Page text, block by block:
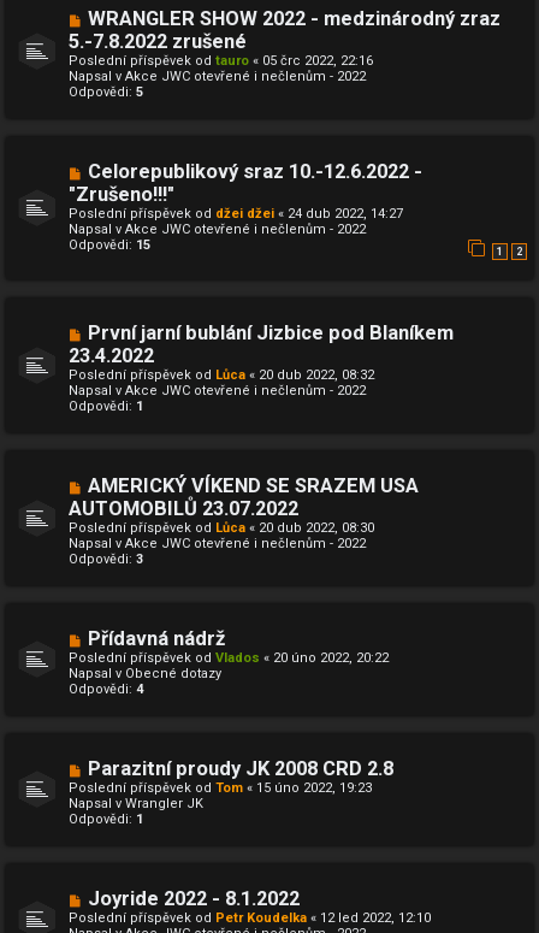
p
v
e
k
N
o
v
ý
p
ř
e
k
WRANGLER SHOW 2022 - medzinárodný zraz
5.-7.8.2022 zrušené
Poslední příspěvek od tauro « 05 črc 2022, 22:16
Napsal v Akce JWC otevřené i nečlenům - 2022
Odpovědi: 5
N
v
ý
p
ř
e
k
Celorepublikový sraz 10.-12.6.2022 -
"Zrušeno!!!"
Poslední příspěvek od džei džei « 24 dub 2022, 14:27
Napsal v Akce JWC otevřené i nečlenům - 2022
Odpovědi: 15 1 2
N
o
v
ý
p
ř
e
k
První jarní bublání Jizbice pod Blaníkem
23.4.2022
Poslední příspěvek od Lůca « 20 dub 2022, 08:32
Napsal v Akce JWC otevřené i nečlenům - 2022
Odpovědi: 1
N
o
v
ý
p
ř
e
k
AMERICKÝ VÍKEND SE SRAZEM USA
AUTOMOBILŮ 23.07.2022
Poslední příspěvek od Lůca « 20 dub 2022, 08:30
Napsal v Akce JWC otevřené i nečlenům - 2022
Odpovědi: 3
N
o
v
ý
p
p
ě
v
e
k
Přídavná nádrž
Poslední příspěvek od Vlados « 20 úno 2022, 20:22
Napsal v Obecné dotazy
Odpovědi: 4
N
o
v
ý
p
ě
v
Parazitní proudy JK 2008 CRD 2.8
Poslední příspěvek od Tom « 15 úno 2022, 19:23
Napsal v Wrangler JK
Odpovědi: 1
o
v
Joyride 2022 - 8.1.2022
Poslední příspěvek od Petr Koudelka « 12 led 2022, 12:10